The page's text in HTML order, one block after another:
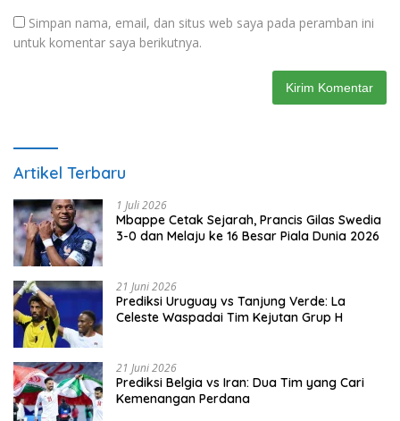
Simpan nama, email, dan situs web saya pada peramban ini
untuk komentar saya berikutnya.
Artikel Terbaru
1 Juli 2026
Mbappe Cetak Sejarah, Prancis Gilas Swedia
3-0 dan Melaju ke 16 Besar Piala Dunia 2026
21 Juni 2026
Prediksi Uruguay vs Tanjung Verde: La
Celeste Waspadai Tim Kejutan Grup H
21 Juni 2026
Prediksi Belgia vs Iran: Dua Tim yang Cari
Kemenangan Perdana